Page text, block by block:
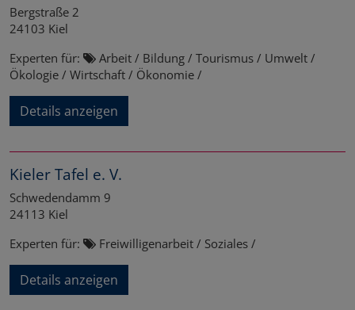
Bergstraße 2
24103 Kiel
Experten für:
Arbeit / Bildung / Tourismus / Umwelt /
Ökologie / Wirtschaft / Ökonomie /
Details anzeigen
Kieler Tafel e. V.
Schwedendamm 9
24113 Kiel
Experten für:
Freiwilligenarbeit / Soziales /
Details anzeigen